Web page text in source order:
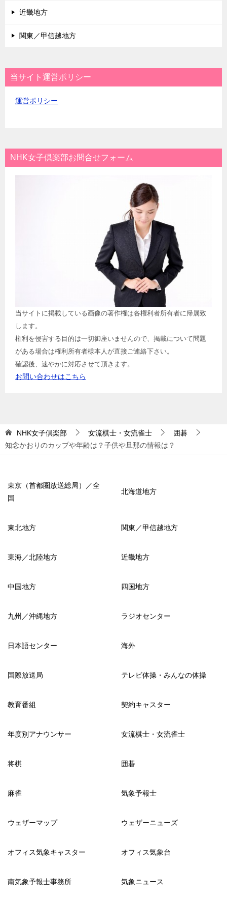
近畿地方
関東／甲信越地方
当サイト運営ポリシー
運営ポリシー
NHK女子倶楽部お問合せフォーム
当サイトに掲載している画像の著作権は各権利者所有者に帰属致
します。
権利を侵害する目的は一切御座いませんので、掲載について問題
がある場合は権利所有者様本人が直接ご連絡下さい。
確認後、速やかに対応させて頂きます。
お問い合わせはこちら
NHK女子倶楽部 女流棋士・女流雀士
囲碁
知念かおりのカップや年齢は？子供や旦那の情報は？
東京（首都圏放送総局）／全
国
北海道地方
東北地方 関東／甲信越地方
東海／北陸地方 近畿地方
中国地方 四国地方
九州／沖縄地方 ラジオセンター
日本語センター 海外
国際放送局 テレビ体操・みんなの体操
教育番組 契約キャスター
年度別アナウンサー 女流棋士・女流雀士
将棋 囲碁
麻雀 気象予報士
ウェザーマップ ウェザーニューズ
オフィス気象キャスター オフィス気象台
南気象予報士事務所 気象ニュース